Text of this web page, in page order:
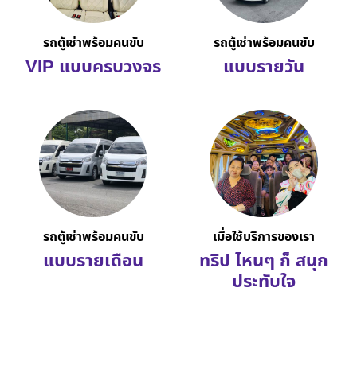
รถตู้เช่าพร้อมคนขับ
VIP แบบครบวงจร
รถตู้เช่าพร้อมคนขับ
แบบรายวัน
รถตู้เช่าพร้อมคนขับ
แบบรายเดือน
เมื่อใช้บริการของเรา
ทริป ไหนๆ ก็ สนุก
ประทับใจ